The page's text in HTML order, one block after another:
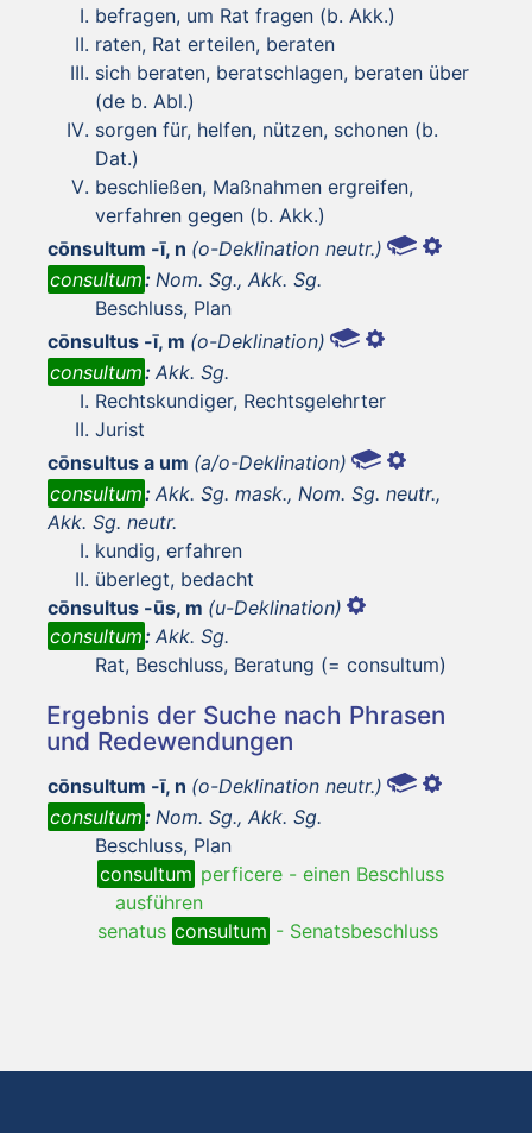
befragen, um Rat fragen (b. Akk.)
raten, Rat erteilen, beraten
sich beraten, beratschlagen, beraten über
(de b. Abl.)
sorgen für, helfen, nützen, schonen (b.
Dat.)
beschließen, Maßnahmen ergreifen,
verfahren gegen (b. Akk.)
cōnsultum -ī, n (o-Deklination neutr.)
consultum: Nom. Sg., Akk. Sg.
Beschluss, Plan
cōnsultus -ī, m (o-Deklination)
consultum: Akk. Sg.
Rechtskundiger, Rechtsgelehrter
Jurist
cōnsultus a um (a/o-Deklination)
consultum: Akk. Sg. mask., Nom. Sg. neutr.,
Akk. Sg. neutr.
kundig, erfahren
überlegt, bedacht
cōnsultus -ūs, m (u-Deklination)
consultum: Akk. Sg.
Rat, Beschluss, Beratung (= consultum)
Ergebnis der Suche nach Phrasen
und Redewendungen
cōnsultum -ī, n (o-Deklination neutr.)
consultum: Nom. Sg., Akk. Sg.
Beschluss, Plan
consultum perficere - einen Beschluss
ausführen
senatus consultum - Senatsbeschluss